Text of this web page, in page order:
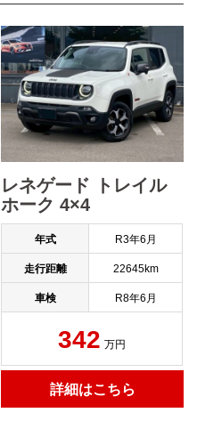
レネゲード トレイル
ホーク 4×4
年式 R3年6月
走行距離 22645km
車検 R8年6月
342 万円
詳細はこちら